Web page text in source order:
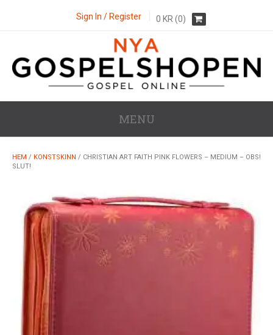
Sign In / Register 0 KR (0)
MENU
HEM / KONSTSKINN / CHRISTIAN ART FAITH PINK FLOWERS – MEDIUM – OBS!
SLUT!